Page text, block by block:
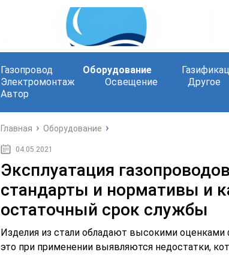
Газопровод Оборудование
Электромонтаж
Освещение Другое
Автор
Главная Оборудование
04.05.2021
Эксплуатация
стандарты и нормативы и
остаточный срок службы
Изделия из стали обладают высокими оценками
это при применении выявляются недостатки,